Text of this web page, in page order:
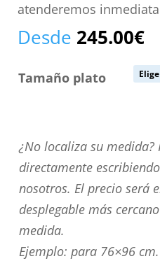
atenderemos
Desde 245.00€
Tamaño plato
¿No
localiza
su
medida?
Puede
personalizarla
¿No localiza su
directamente
nosotros. El precio será
desplegable más
medida.
Ejemplo: para 76×96